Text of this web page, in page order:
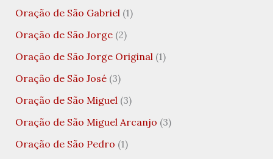
Oração de São Gabriel(1)
Oração de São Jorge(2)
Oração de São Jorge Original(1)
Oração de São José(3)
Oração de São Miguel(3)
Oração de São Miguel Arcanjo (3)
Oração de São Pedro (1)